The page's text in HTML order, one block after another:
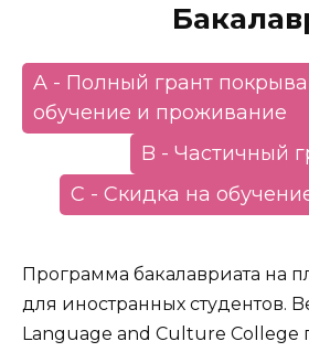
A - Полный грант
обучение и проживание
B - Частичный
С - Скидка на
Программа бакалавриата на
для иностранных студентов.
Language and Culture College